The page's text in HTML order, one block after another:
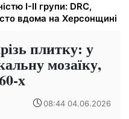
I-II групи: DRC,
вдома на Херсонщині
плитку: у
мозаїку,
х
08:44 04.06.2026